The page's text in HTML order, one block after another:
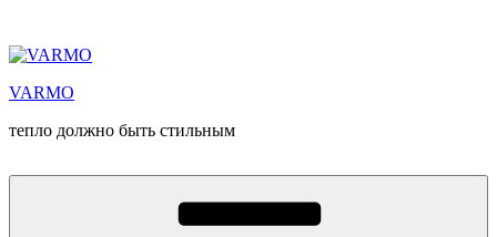
содержимому
VARMO
тепло должно быть стильным